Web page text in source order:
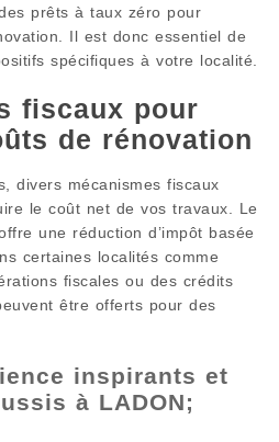
prêts à taux zéro pour
Il est donc essentiel de
spécifiques à votre localité.
fiscaux pour
de rénovation
divers mécanismes fiscaux
le coût net de vos travaux. Le
une réduction d’impôt basée
certaines localités comme
fiscales ou des crédits
être offerts pour des
inspirants et
à LADON;